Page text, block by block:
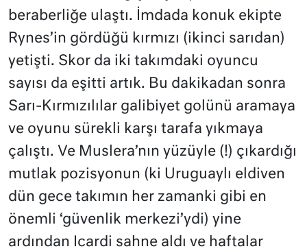
beraberliğe ulaştı. İmdada konuk ekipte
Rynes’in gördüğü kırmızı (ikinci sarıdan)
yetişti. Skor da iki takımdaki oyuncu
sayısı da eşitti artık. Bu dakikadan sonra
Sarı-Kırmızılılar galibiyet golünü aramaya
ve oyunu sürekli karşı tarafa yıkmaya
çalıştı. Ve Muslera’nın yüzüyle (!) çıkardığı
mutlak pozisyonun (ki Uruguaylı eldiven
dün gece takımın her zamanki gibi en
önemli ‘güvenlik merkezi’ydi) yine
ardından Icardi sahne aldı ve haftalar